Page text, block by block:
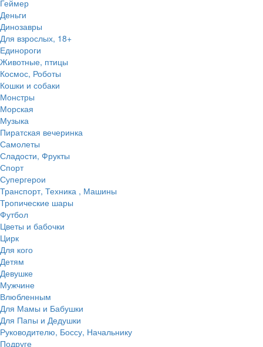
Геймер
Деньги
Динозавры
Для взрослых, 18+
Единороги
Животные, птицы
Космос, Роботы
Кошки и собаки
Монстры
Морская
Музыка
Пиратская вечеринка
Самолеты
Сладости, Фрукты
Спорт
Супергерои
Транспорт, Техника , Машины
Тропические шары
Футбол
Цветы и бабочки
Цирк
Для кого
Детям
Девушке
Мужчине
Влюбленным
Для Мамы и Бабушки
Для Папы и Дедушки
Руководителю, Боссу, Начальнику
Подруге